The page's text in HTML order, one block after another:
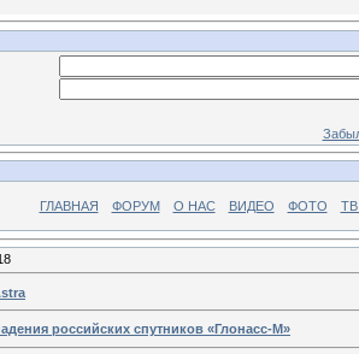
ГЛАВНАЯ ФОРУМ О НАС ВИДЕО ФОТО ТВ
российских спутников «Глонасс-М»